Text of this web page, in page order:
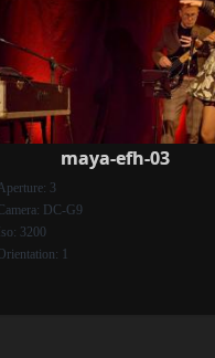
maya-efh-03
3
DC-G9
Iso: 3200
1